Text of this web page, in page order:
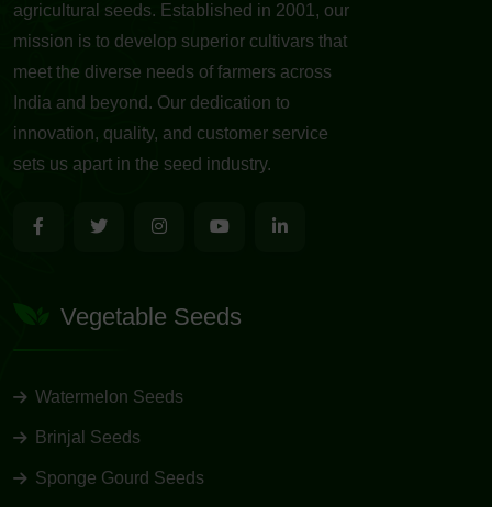
agricultural seeds. Established in 2001, our
mission is to develop superior cultivars that
meet the diverse needs of farmers across
India and beyond. Our dedication to
innovation, quality, and customer service
sets us apart in the seed industry.
Vegetable Seeds
Watermelon Seeds
Brinjal Seeds
Sponge Gourd Seeds